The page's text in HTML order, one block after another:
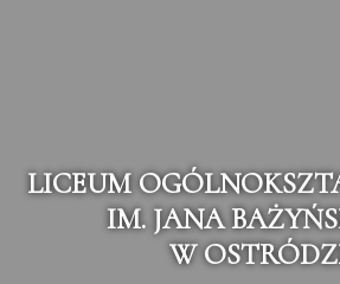
LICEUM
IM. JANA
W